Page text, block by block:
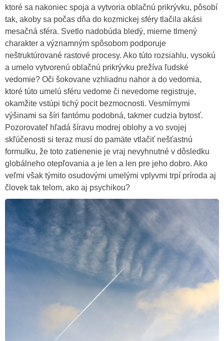
ktoré sa nakoniec spoja a vytvoria oblačnú prikrývku, pôsobí
tak, akoby sa počas dňa do kozmickej sféry tlačila akási
mesačná sféra. Svetlo nadobúda bledý, mierne tlmený
charakter a významným spôsobom podporuje
neštruktúrované rastové procesy. Ako túto rozsiahlu, vysokú
a umelo vytvorenú oblačnú prikrývku prežíva ľudské
vedomie? Oči šokovane vzhliadnu nahor a do vedomia,
ktoré túto umelú sféru vedome či nevedome registruje,
okamžite vstúpi tichý pocit bezmocnosti. Vesmírnymi
výšinami sa šíri fantómu podobná, takmer cudzia bytosť.
Pozorovateľ hľadá šíravu modrej oblohy a vo svojej
skľúčenosti si teraz musí do pamäte vtlačiť nešťastnú
formulku, že toto zatienenie je vraj nevyhnutné v dôsledku
globálneho otepľovania a je len a len pre jeho dobro. Ako
veľmi však týmito osudovými umelými vplyvmi trpí príroda aj
človek tak telom, ako aj psychikou?